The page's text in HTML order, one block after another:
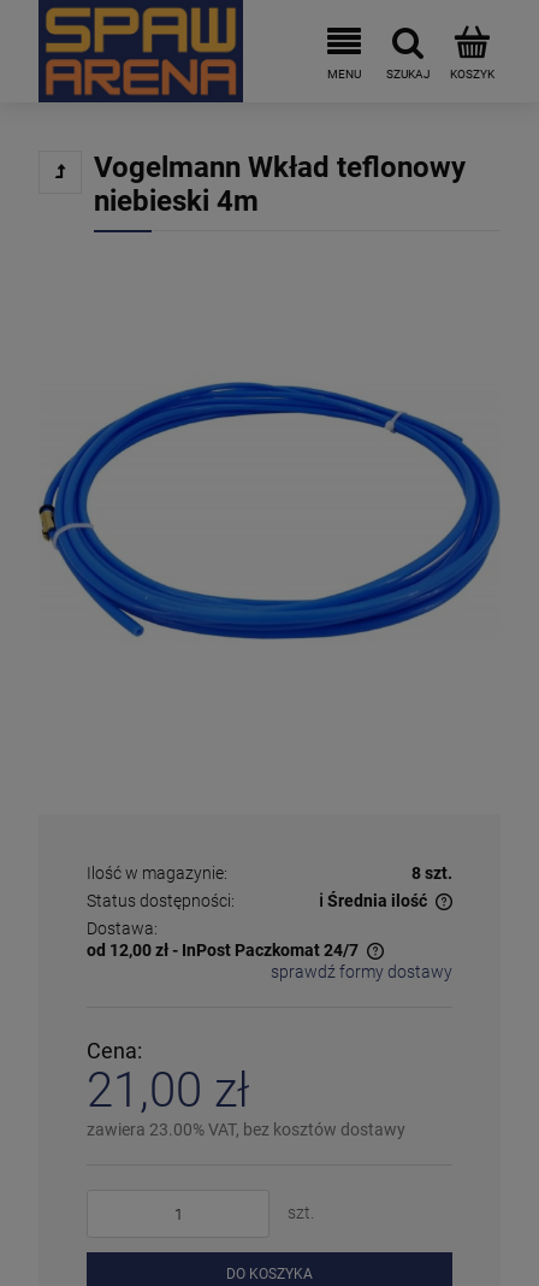
Vogelmann Wkład teflonowy
niebieski 4m
Ilość w magazynie:
8 szt.
Status dostępności:
ℹ️ Średnia ilość
Duża ilość– dostępny w dużej ilości
Średnia ilość– poniżej 20 sztuk
– ostatni w magazynie
Wycofany
Więcej informacji na temat statusów dostępności
Dostawa:
od 12,00 zł- InPost Paczkomat 24/7
Cena nie zawiera ewentualnych kosztów płatności
sprawdź formy dostawy
Cena:
21,00 zł
zawiera 23.00% VAT, bez kosztów dostawy
szt.
DO KOSZYKA